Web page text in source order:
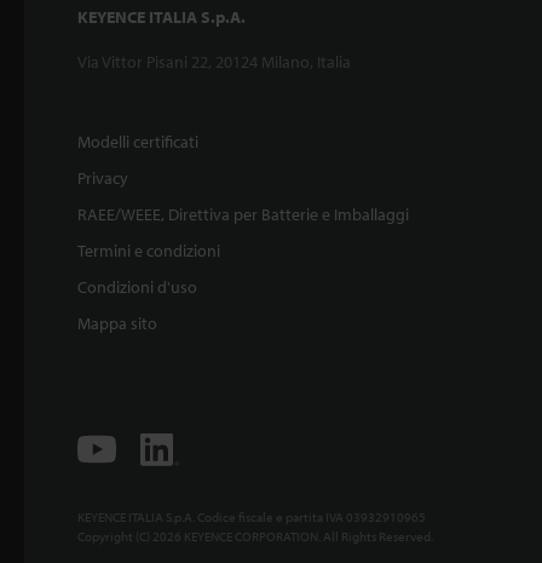
KEYENCE ITALIA S.p.A.
Via Vittor Pisani 22, 20124 Milano, Italia
Modelli certificati
Privacy
RAEE/WEEE, Direttiva per Batterie e Imballaggi
Termini e condizioni
Condizioni d'uso
Mappa sito
KEYENCE ITALIA S.p.A. Codice fiscale e partita IVA 03932910965
Copyright (C) 2026 KEYENCE CORPORATION. All Rights Reserved.